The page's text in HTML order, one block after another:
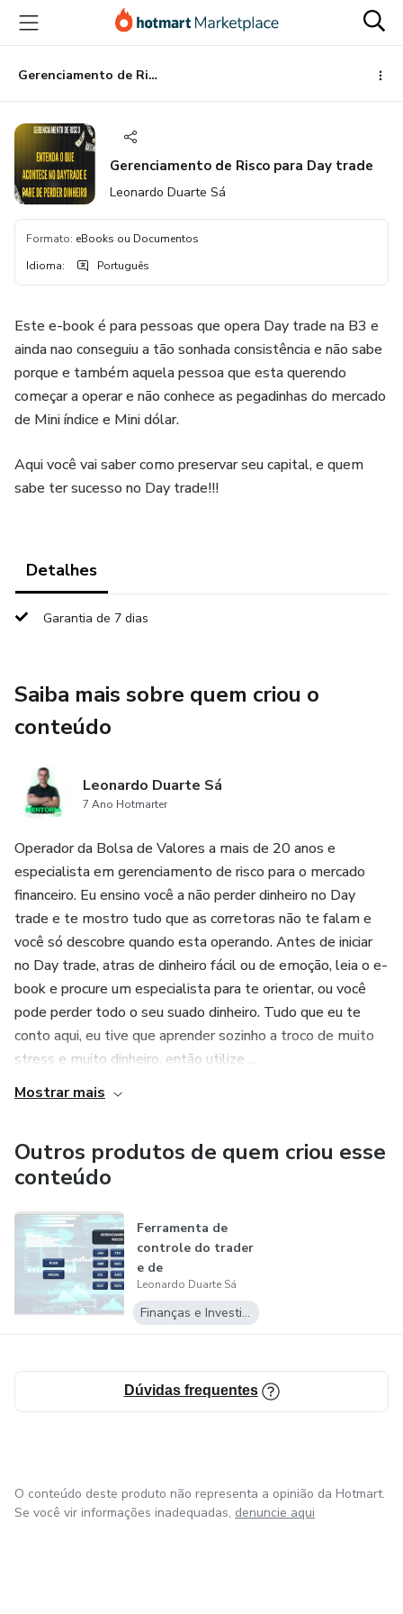
para
conteúdo
principal
para
pagamento
para
rodapé
Gerenciamento de Risco para Day trade
Gerenciamento de Risco para Day trade
Leonardo Duarte Sá
Formato: eBooks ou Documentos
Idioma: Português
Este e-book é para pessoas que opera Day trade na B3 e
ainda nao conseguiu a tão sonhada consistência e não sabe
porque e também aquela pessoa que esta querendo
começar a operar e não conhece as pegadinhas do mercado
de Mini índice e Mini dólar.
Aqui você vai saber como preservar seu capital, e quem
sabe ter sucesso no Day trade!!!
Detalhes
Garantia de 7 dias
Saiba mais sobre quem criou o
conteúdo
Leonardo Duarte Sá
7 Ano Hotmarter
Operador da Bolsa de Valores a mais de 20 anos e
especialista em gerenciamento de risco para o mercado
financeiro. Eu ensino você a não perder dinheiro no Day
trade e te mostro tudo que as corretoras não te falam e
você só descobre quando esta operando. Antes de iniciar
no Day trade, atras de dinheiro fácil ou de emoção, leia o e-
book e procure um especialista para te orientar, ou você
pode perder todo o seu suado dinheiro. Tudo que eu te
conto aqui, eu tive que aprender sozinho a troco de muito
stress e muito dinheiro, então utilize ...
Mostrar mais
Outros produtos de quem criou esse
conteúdo
Ferramenta de
controle do trader
e de
Gerenciamento de
risco
Leonardo Duarte Sá
Finanças e Investimentos
Dúvidas frequentes
O conteúdo deste produto não representa a opinião da Hotmart.
Se você vir informações inadequadas, denuncie aqui